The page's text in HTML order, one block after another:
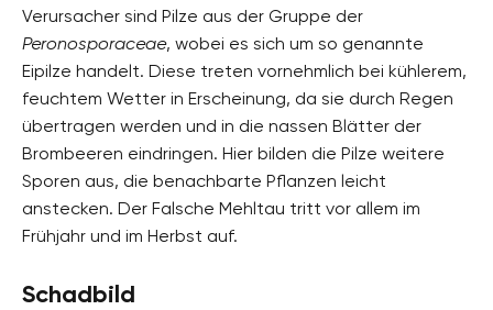
Verursacher sind Pilze aus der Gruppe der
Peronosporaceae, wobei es sich um so genannte
Eipilze handelt. Diese treten vornehmlich bei kühlerem,
feuchtem Wetter in Erscheinung, da sie durch Regen
übertragen werden und in die nassen Blätter der
Brombeeren eindringen. Hier bilden die Pilze weitere
Sporen aus, die benachbarte Pflanzen leicht
anstecken. Der Falsche Mehltau tritt vor allem im
Frühjahr und im Herbst auf.
Schadbild